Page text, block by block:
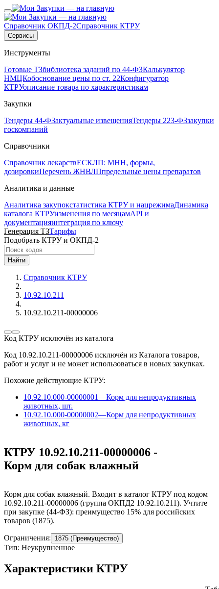
Справочник ОКПД-2Справочник КТРУ
Сервисы
Инструменты
Готовые ТЗбиблиотека заданий по 44-ФЗКалькулятор
НМЦКобоснование цены по ст. 22Конфигуратор
КТРУописание товара по характеристикам
Закупки
Тендеры 44-ФЗактуальные извещенияТендеры 223-ФЗзакупки
госкомпаний
Справочники
Справочник лекарствЕСКЛП: МНН, формы,
дозировкиПеречень ЖНВЛПпредельные цены препаратов
Аналитика и данные
Аналитика закупокстатистика КТРУ и нацрежимаДинамика
каталога КТРУизменения по месяцамAPI и
документацияинтеграция по ключу
Генерация ТЗТарифы
Подобрать КТРУ и ОКПД-2
Найти
Справочник КТРУ
10.92.10.211
10.92.10.211-00000006
Код КТРУ исключён из каталога
Код 10.92.10.211-00000006 исключён из Каталога товаров,
работ и услуг и не может использоваться в новых закупках.
Похожие действующие КТРУ:
10.92.10.000-00000001—Корм для непродуктивных
животных, шт.
10.92.10.000-00000002—Корм для непродуктивных
животных, кг
КТРУ 10.92.10.211-00000006 -
Корм для собак влажный
Корм для собак влажный. Входит в каталог КТРУ под кодом
10.92.10.211-00000006 (группа ОКПД2 10.92.10.211). Учтите
при закупке (44-ФЗ): преимущество 15% для российских
товаров (1875).
Ограничения: 1875 (Преимущество)
Тип: Неукрупненное
Характеристики КТРУ